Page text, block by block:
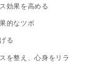
効果を高める
的なツボ
る
を整え、心身をリラ